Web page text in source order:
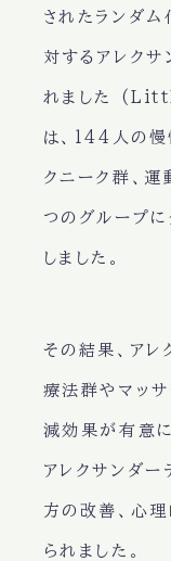
されたランダ
対するアレク
れました
は、144人の慢
クニーク群、
つのグループ
しました。
その結果、アレ
療法群やマッ
減効果が有意に
アレクサンダー
方の改善、心
られました。